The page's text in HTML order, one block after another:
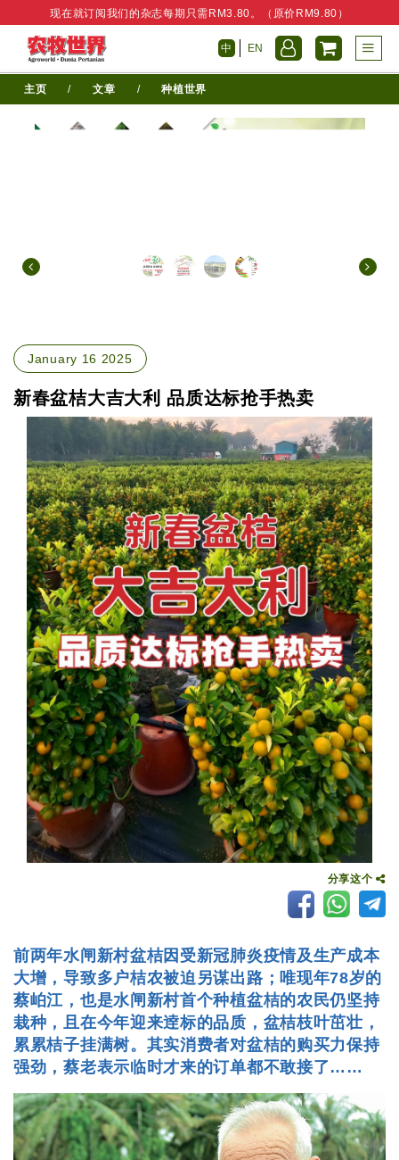
现在就订阅我们的杂志每期只需RM3.80。（原价RM9.80）
中 EN
主页 / 文章 / 种植世界
January 16 2025
新春盆桔大吉大利 品质达标抢手热卖
分享这个
前两年水闸新村盆桔因受新冠肺炎疫情及生产成本
大增，导致多户桔农被迫另谋出路；唯现年78岁的
蔡岶江，也是水闸新村首个种植盆桔的农民仍坚持
栽种，且在今年迎来逹标的品质，盆桔枝叶茁壮，
累累桔子挂满树。其实消费者对盆桔的购买力保持
强劲，蔡老表示临时才来的订单都不敢接了……